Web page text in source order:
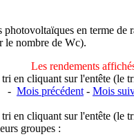
photovoltaïques en terme
le nombre de Wc).
Les rendements
en cliquant sur l'entête (le
- Mois précédent - Mois
en cliquant sur l'entête (le
groupes :